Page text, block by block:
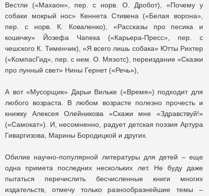
Вестли («Махаон», пер. с норв. О. Дробот), «Почему у
собаки мокрый нос» Кеннета Стивена («Белая ворона»,
пер. с норв. К. Коваленко), «Рассказы про песика и
кошечку» Йозефа Чапека («Карьера-Пресс», пер. с
чешского К. Тименчик), «Я всего лишь собака» Ютты Рихтер
(«КомпасГид», пер. с нем. О. Мяэотс), переиздание «Сказки
про лунный свет» Нины Гернет («Речь»),
А вот «Мусорщик» Дарьи Вильке («Время») подходит для
любого возраста. В любом возрасте полезно прочесть и
книжку Алексея Олейникова «Скажи мне «Здравствуй!»
(«Самокат»). И, несомненно, радует детская поэзия Артура
Гиваргизова, Марины Бородицкой и других.
Обилие научно-популярной литературы для детей – еще
одна примета последних нескольких лет. Не буду даже
пытаться перечислить бесчисленные книги многих
издательств, отмечу только разнообразнейшие темы –